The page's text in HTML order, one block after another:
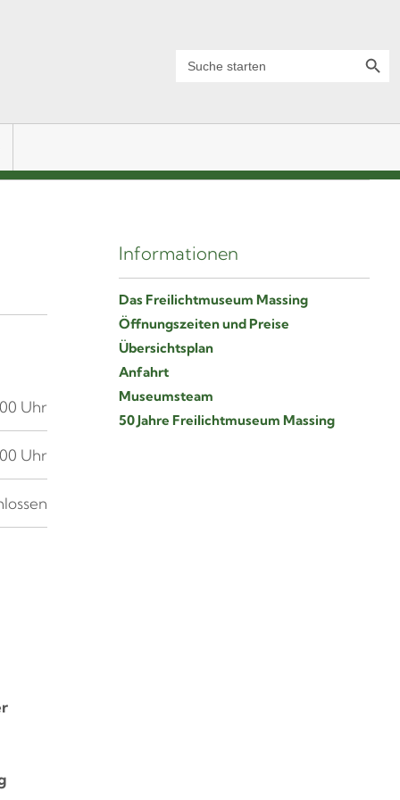
for:
Uhr
Uhr
Informationen
Das Freilichtmuseum Massing
Öffnungszeiten und Preise
Übersichtsplan
Anfahrt
Museumsteam
50 Jahre Freilichtmuseum Massing